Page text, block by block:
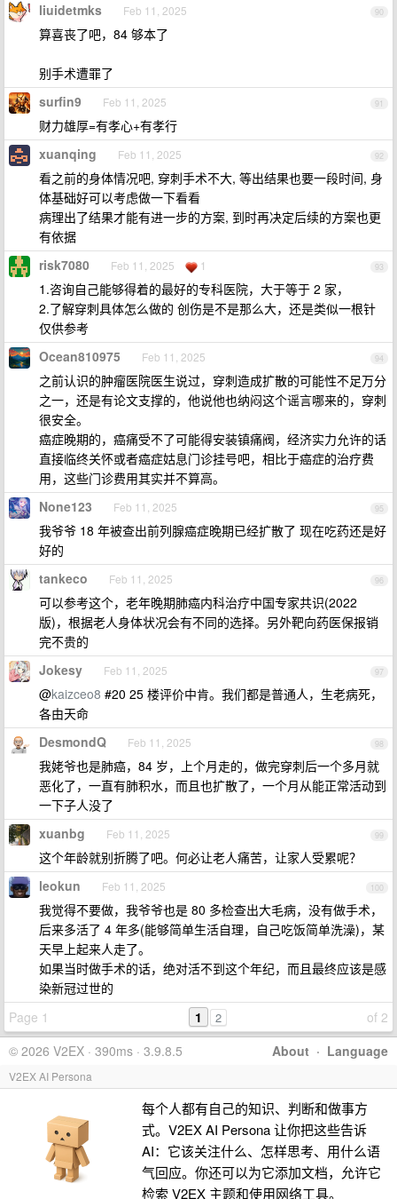
90
liuidetmks Feb 11, 2025
算喜丧了吧，84 够本了
别手术遭罪了
91
surfin9 Feb 11, 2025
财力雄厚=有孝心+有孝行
92
xuanqing Feb 11, 2025
看之前的身体情况吧, 穿刺手术不大, 等出结果也要一段时间, 身
体基础好可以考虑做一下看看
病理出了结果才能有进一步的方案, 到时再决定后续的方案也更
有依据
93
risk7080 Feb 11, 2025 1
1.咨询自己能够得着的最好的专科医院，大于等于 2 家，
2.了解穿刺具体怎么做的 创伤是不是那么大，还是类似一根针
仅供参考
94
Ocean810975 Feb 11, 2025
之前认识的肿瘤医院医生说过，穿刺造成扩散的可能性不足万分
之一，还是有论文支撑的，他说他也纳闷这个谣言哪来的，穿刺
很安全。
癌症晚期的，癌痛受不了可能得安装镇痛阀，经济实力允许的话
直接临终关怀或者癌症姑息门诊挂号吧，相比于癌症的治疗费
用，这些门诊费用其实并不算高。
95
None123 Feb 11, 2025
我爷爷 18 年被查出前列腺癌症晚期已经扩散了 现在吃药还是好
好的
96
tankeco Feb 11, 2025
可以参考这个，老年晚期肺癌内科治疗中国专家共识(2022
版)，根据老人身体状况会有不同的选择。另外靶向药医保报销
完不贵的
97
Jokesy Feb 11, 2025
@kaizceo8 #20 25 楼评价中肯。我们都是普通人，生老病死，
各由天命
98
DesmondQ Feb 11, 2025
我姥爷也是肺癌，84 岁，上个月走的，做完穿刺后一个多月就
恶化了，一直有肺积水，而且也扩散了，一个月从能正常活动到
一下子人没了
99
xuanbg Feb 11, 2025
这个年龄就别折腾了吧。何必让老人痛苦，让家人受累呢？
100
leokun Feb 11, 2025
我觉得不要做，我爷爷也是 80 多检查出大毛病，没有做手术，
后来多活了 4 年多(能够简单生活自理，自己吃饭简单洗澡)，某
天早上起来人走了。
如果当时做手术的话，绝对活不到这个年纪，而且最终应该是感
染新冠过世的
Page 1
of 2
1 2
About · Language
© 2026 V2EX · 390ms · 3.9.8.5
V2EX AI Persona
每个人都有自己的知识、判断和做事方
式。V2EX AI Persona 让你把这些告诉
AI：它该关注什么、怎样思考、用什么语
气回应。你还可以为它添加文档，允许它
检索 V2EX 主题和使用网络工具。